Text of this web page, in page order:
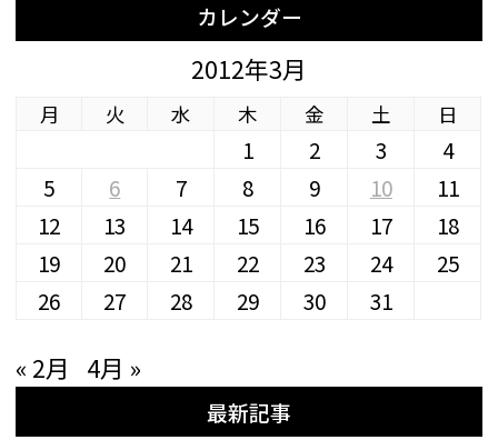
カレンダー
2012年3月
月 火 水 木 金 土 日
1 2 3
4
5
6 7 8 9 10
11
12
13 14 15 16 17
18
19
20 21 22 23 24
25
26
27 28 29 30 31
« 2月 4月 »
最新記事